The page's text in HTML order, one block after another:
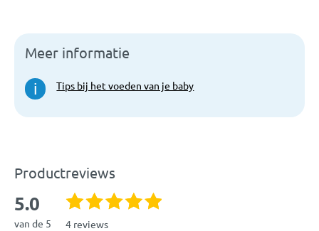
EAN:
Artikelcode: 292-BEX
Meer informatie
i Tips bij het voeden van je baby
Productreviews
5.0
van de 5 4 reviews